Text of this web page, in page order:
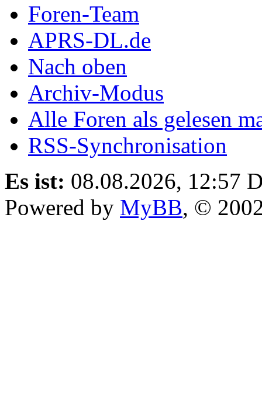
Foren-Team
APRS-DL.de
Nach oben
Archiv-Modus
Alle Foren als gelesen
RSS-Synchronisation
Es ist: 08.08.2026, 12:57
Powered by MyBB, ©